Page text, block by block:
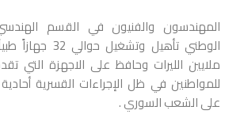
المهندسون والفنيون في القسم
الوطني تأهيل
ملايين الليرات وحافظ على الاجهزة التي
للمواطنين في ظل الإجراءات القسرية
على الشعب السوري .